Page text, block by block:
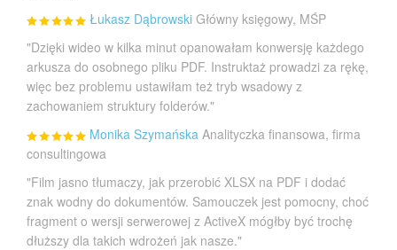
Łukasz Dąbrowski Główny księgowy, MŚP
"Dzięki wideo w kilka minut opanowałam konwersję każdego
arkusza do osobnego pliku PDF. Instruktaż prowadzi za rękę,
więc bez problemu ustawiłam też tryb wsadowy z
zachowaniem struktury folderów."
Monika Szymańska Analityczka finansowa, firma
consultingowa
"Film jasno tłumaczy, jak przerobić XLSX na PDF i dodać
znak wodny do dokumentów. Samouczek jest pomocny, choć
fragment o wersji serwerowej z ActiveX mógłby być trochę
dłuższy dla takich wdrożeń jak nasze."